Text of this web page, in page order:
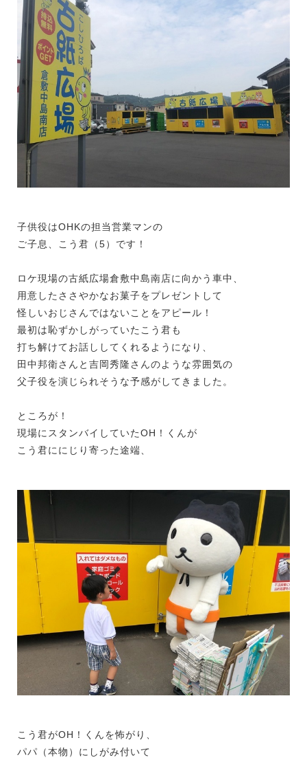
子供役はOHKの担当営業マンの
ご子息、こう君（5）です！
ロケ現場の古紙広場倉敷中島南店に向かう車中、
用意したささやかなお菓子をプレゼントして
怪しいおじさんではないことをアピール！
最初は恥ずかしがっていたこう君も
打ち解けてお話ししてくれるようになり、
田中邦衛さんと吉岡秀隆さんのような雰囲気の
父子役を演じられそうな予感がしてきました。
ところが！
現場にスタンバイしていたOH！くんが
こう君ににじり寄った途端、
こう君がOH！くんを怖がり、
パパ（本物）にしがみ付いて